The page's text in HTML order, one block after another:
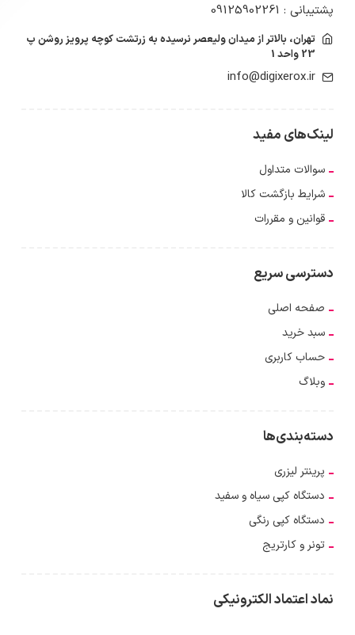
پشتیبانی : 09125902261
تهران، بالاتر از میدان ولیعصر نرسیده به زرتشت کوچه پرویز روشن پ
23 واحد 1
info@digixerox.ir
لینک‌های مفید
سوالات متداول
شرایط بازگشت کالا
قوانین و مقررات
دسترسی سریع
صفحه اصلی
سبد خرید
حساب کاربری
وبلاگ
دسته‌بندی‌ها
پرینتر لیزری
دستگاه کپی سیاه و سفید
دستگاه کپی رنگی
تونر و کارتریج
نماد اعتماد الکترونیکی